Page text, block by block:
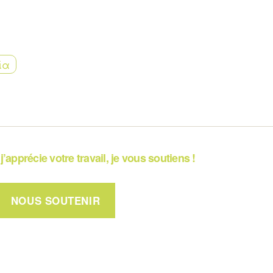
votre travail, je vous soutiens !
NOUS SOUTENIR